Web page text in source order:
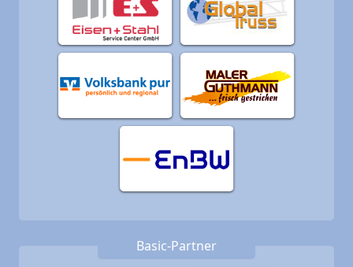
Basic-Partner